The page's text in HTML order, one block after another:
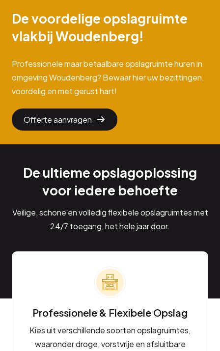
De voordelige opslagruimte
vlakbij Woudenberg!
Professionele maar betaalbare opslagruimte huren in
omgeving Woudenberg? Bewaar hier uw bezittingen,
voordelig en met gerust hart!
Offerte aanvragen
De ultieme opslagoplossing
voor iedere behoefte
Veilige, schone en volledig flexibele opslagruimtes met
24/7 toegang, het hele jaar door.
Professionele & Flexibele Opslag
Kies uit verschillende soorten opslagruimtes,
waaronder droge, vorstvrije en afsluitbare